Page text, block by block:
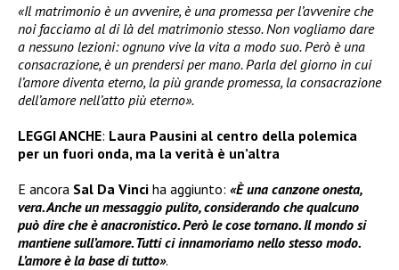
«Il matrimonio è un avvenire, è una promessa per l’avvenire che
noi facciamo al di là del matrimonio stesso. Non vogliamo dare
a nessuno lezioni: ognuno vive la vita a modo suo. Però è una
consacrazione, è un prendersi per mano. Parla del giorno in cui
l’amore diventa eterno, la più grande promessa, la consacrazione
dell’amore nell’atto più eterno».
LEGGI ANCHE: Laura Pausini al centro della polemica
per un fuori onda, ma la verità è un’altra
E ancora Sal Da Vinci ha aggiunto: «È una canzone onesta,
vera. Anche un messaggio pulito, considerando che qualcuno
può dire che è anacronistico. Però le cose tornano. Il mondo si
mantiene sull’amore. Tutti ci innamoriamo nello stesso modo.
L’amore è la base di tutto».